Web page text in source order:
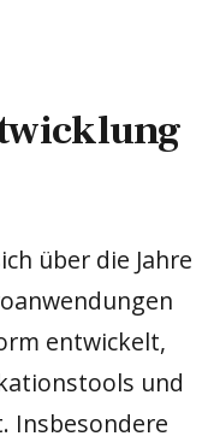
über die Jahre
entwickelt,
und
Insbesondere